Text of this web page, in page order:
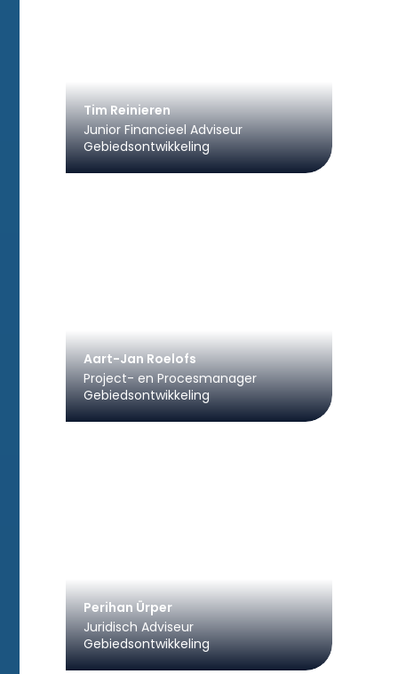
Tim Reinieren
Junior Financieel Adviseur
Gebiedsontwikkeling
Aart-Jan Roelofs
Project- en Procesmanager
Gebiedsontwikkeling
Perihan Ürper
Juridisch Adviseur
Gebiedsontwikkeling